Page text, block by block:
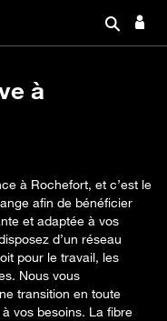
à
à Rochefort, et c’est le
afin de bénéficier
et adaptée à vos
d’un réseau
pour le travail, les
Nous vous
transition en toute
vos besoins. La fibre